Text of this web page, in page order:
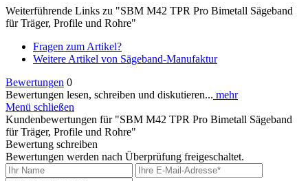
Weiterführende Links zu "SBM M42 TPR Pro Bimetall Sägeband
für Träger, Profile und Rohre"
Fragen zum Artikel?
Weitere Artikel von Sägeband-Manufaktur
Bewertungen 0
Bewertungen lesen, schreiben und diskutieren... mehr
Menü schließen
Kundenbewertungen für "SBM M42 TPR Pro Bimetall Sägeband
für Träger, Profile und Rohre"
Bewertung schreiben
Bewertungen werden nach Überprüfung freigeschaltet.